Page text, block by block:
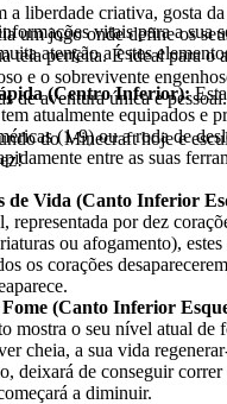
a liberdade criativa, gosta
um jogo onde define os
tela perfeita. É ideal para o
e o sobrevivente
de aventura única e pessoal.
do Minecraft hoje e
vitais para a sua
atenção a estes
(Centro Inferior):
atualmente equipados e
(1-9) ou a roda de
entre as suas
de Vida (Canto Inferior
representada por dez
ou afogamento),
os corações
Fome (Canto Inferior
mostra o seu nível atual de
cheia, a sua vida
deixará de conseguir correr
a diminuir.